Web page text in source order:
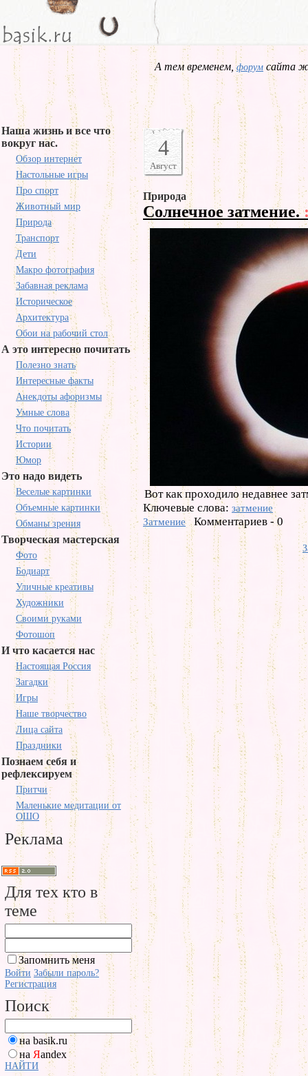
А тем временем,форум сайта
Наша жизнь и все что
вокруг нас.
Обзор интернет
Настольные игры
Про спорт
Животный мир
Природа
Транспорт
Дети
Макро фотография
Забавная реклама
Историческое
Архитектура
Обои на рабочий стол
А это интересно почитать
Полезно знать
Интересные факты
Анекдоты афоризмы
Умные слова
Что почитать
Истории
Юмор
Это надо видеть
Веселые картинки
Объемные картинки
Обманы зрения
Творческая мастерская
Фото
Бодиарт
Уличные креативы
Художники
Своими руками
Фотошоп
И что касается нас
Настоящая Россия
Загадки
Игры
Наше творчество
Лица сайта
Праздники
Познаем себя и
рефлексируем
Притчи
Маленькие медитации от
ОШО
Реклама
Для тех кто в
теме
Запомнить меня
Войти Забыли пароль?
Регистрация
Поиск
на basik.ru
на Яandex
НАЙТИ
4
Август
Природа
Солнечное затмение.
Вот как проходило недавнее
Ключевые слова: затмение
Затмение
Комментариев - 0